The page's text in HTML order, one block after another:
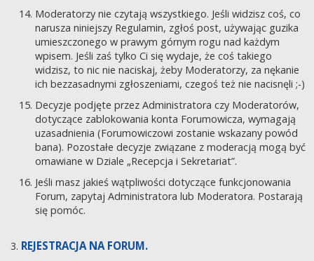
Moderatorzy nie czytają wszystkiego. Jeśli widzisz coś, co
narusza niniejszy Regulamin, zgłoś post, używając guzika
umieszczonego w prawym górnym rogu nad każdym
wpisem. Jeśli zaś tylko Ci się wydaje, że coś takiego
widzisz, to nic nie naciskaj, żeby Moderatorzy, za nękanie
ich bezzasadnymi zgłoszeniami, czegoś też nie nacisnęli ;-)
Decyzje podjęte przez Administratora czy Moderatorów,
dotyczące zablokowania konta Forumowicza, wymagają
uzasadnienia (Forumowiczowi zostanie wskazany powód
bana). Pozostałe decyzje związane z moderacją mogą być
omawiane w Dziale „Recepcja i Sekretariat”.
Jeśli masz jakieś wątpliwości dotyczące funkcjonowania
Forum, zapytaj Administratora lub Moderatora. Postarają
się pomóc.
REJESTRACJA NA FORUM.